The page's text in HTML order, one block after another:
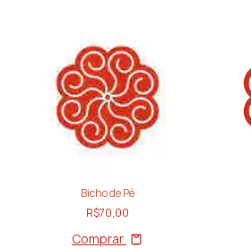
Bicho de Pé
R$70,00
Comprar